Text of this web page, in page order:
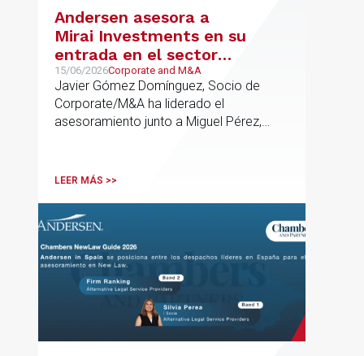
Andersen asesora a
Mirai Investments en su
entrada en el sector
medioambiental con la
adquisición de la
vasca Excavaciones
Mendiola
15/06/2026Corporate and M&A
Javier Gómez Domínguez, Socio de
Corporate/M&A ha liderado el
asesoramiento junto a Miguel Pérez,
LEER MÁS >>